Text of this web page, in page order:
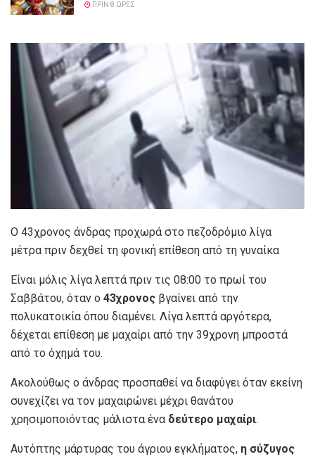
ΠΡΙΝ 8 ΏΡΕΣ
Ο 43χρονος άνδρας προχωρά στο πεζοδρόμιο λίγα
μέτρα πριν δεχθεί τη φονική επίθεση από τη γυναίκα
Είναι μόλις λίγα λεπτά πριν τις 08:00 το πρωί του
Σαββάτου, όταν ο 43χρονος βγαίνει από την
πολυκατοικία όπου διαμένει. Λίγα λεπτά αργότερα,
δέχεται επίθεση με μαχαίρι από την 39χρονη μπροστά
από το όχημά του.
Ακολούθως ο άνδρας προσπαθεί να διαφύγει όταν εκείνη
συνεχίζει να τον μαχαιρώνει μέχρι θανάτου
χρησιμοποιόντας μάλιστα ένα δεύτερο μαχαίρι.
Αυτόπτης μάρτυρας του άγριου εγκλήματος, η σύζυγος